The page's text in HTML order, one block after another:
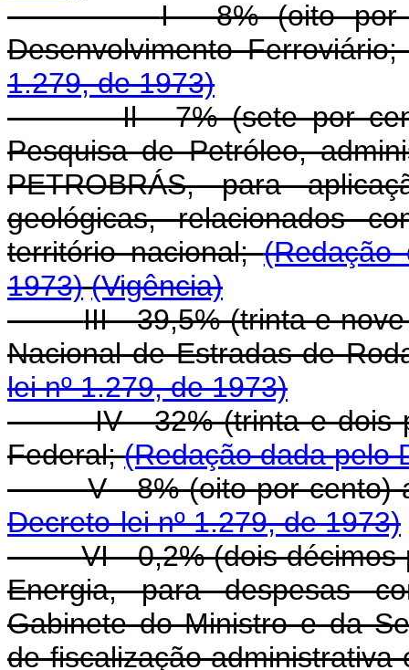
I - 8% (oito por
Desenvolvimento
1.279, de 1973)
Il - 7% (sete por
Pesquisa de Petróleo,
PETROBRÁS, para
geológicas, relacionados
território nacional;(Redação
1973) (Vigência)
III - 39,5% (trinta e
Nacional de Estradas de
lei nº 1.279, de 1973)
IV - 32% (trinta e dois
Federal;(Redação dada pelo
V - 8% (oito por cento)
Decreto-lei nº 1.279, de 1973)
VI - 0,2% (dois
Energia, para despesas
Gabinete do Ministro e da
de fiscalização